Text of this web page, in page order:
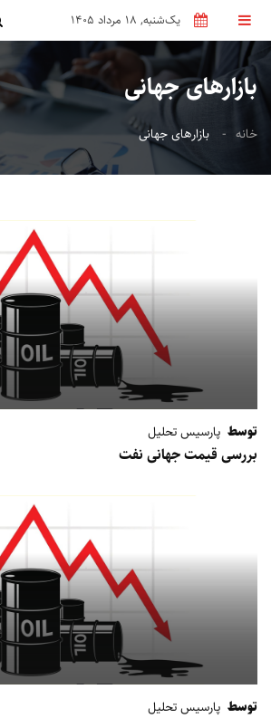
یک‌شنبه, 18 مرداد 1405
بازارهای جهانی
خانه بازارهای جهانی
توسط پارسیس تحلیل
بررسی قیمت جهانی نفت
توسط پارسیس تحلیل